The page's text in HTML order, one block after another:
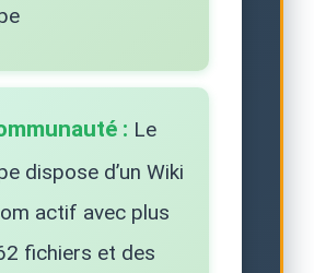
: Le
dispose d’un Wiki
actif avec plus
fichiers et des